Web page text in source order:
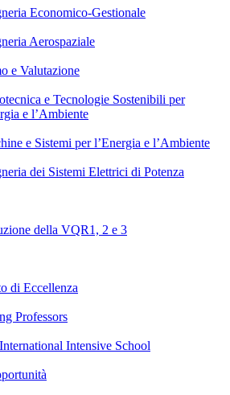
Economico-Gestionale
Aerospaziale
e Valutazione
e Tecnologie Sostenibili per
e l’Ambiente
e Sistemi per l’Energia e l’Ambiente
dei Sistemi Elettrici di Potenza
della VQR1, 2 e 3
di Eccellenza
Professors
Intensive School